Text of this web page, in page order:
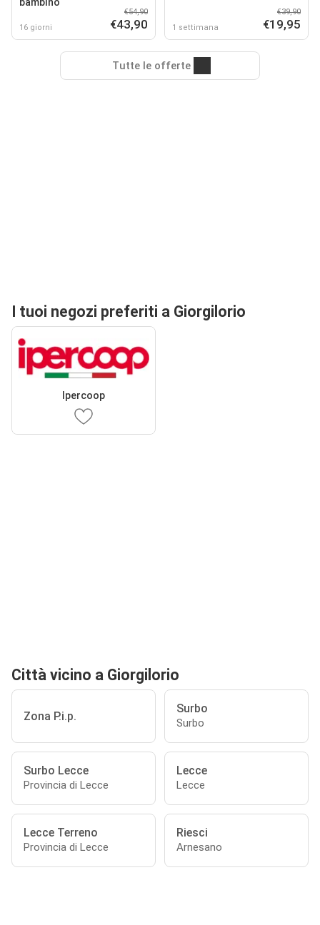
16 giorni
€54,90
€43,90 1 settimana
€39,90
€19,95
Tutte le offerte
I tuoi negozi preferiti a Giorgilorio
Ipercoop
Città vicino a Giorgilorio
Zona P.i.p.
Surbo
Surbo
Surbo Lecce
Provincia di Lecce
Lecce
Lecce
Lecce Terreno
Provincia di Lecce
Riesci
Arnesano